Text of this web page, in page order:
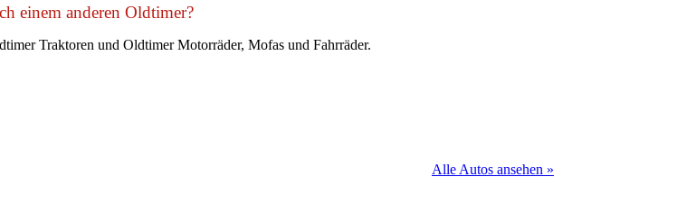
einem anderen Oldtimer?
Traktoren und Oldtimer Motorräder, Mofas und Fahrräder.
Alle Autos ansehen »